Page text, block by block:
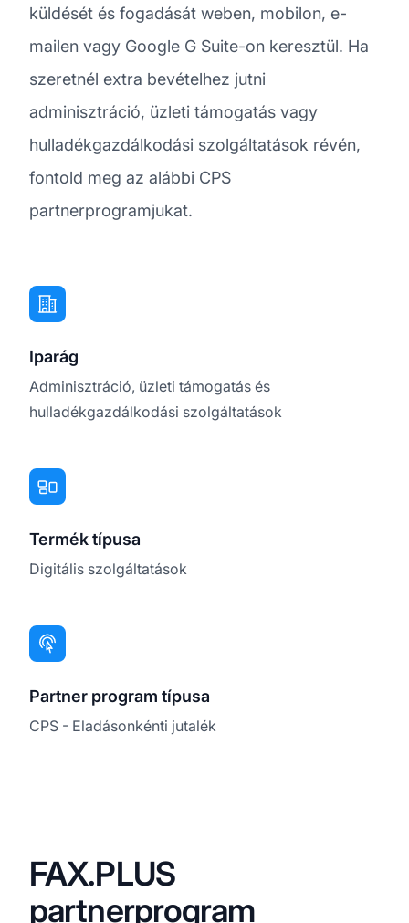
küldését és fogadását weben, mobilon, e-
mailen vagy Google G Suite-on keresztül. Ha
szeretnél extra bevételhez jutni
adminisztráció, üzleti támogatás vagy
hulladékgazdálkodási szolgáltatások révén,
fontold meg az alábbi CPS
partnerprogramjukat.
Iparág
Adminisztráció, üzleti támogatás és
hulladékgazdálkodási szolgáltatások
Termék típusa
Digitális szolgáltatások
Partner program típusa
CPS - Eladásonkénti jutalék
FAX.PLUS
partnerprogram